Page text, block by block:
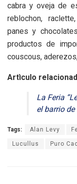
cabra y oveja de
reblochon,
panes y
productos de
couscous,
Artìculo
La Feria
el barrio de
Tags: Alan Levy
Lucullus Puro